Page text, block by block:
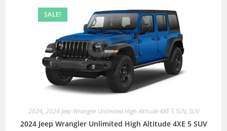
SALE!
2024, 2024 Jeep Wrangler Unlimited High Altitude 4XE 5 SUV, SUV
2024 Jeep Wrangler Unlimited High Altitude 4XE 5 SUV